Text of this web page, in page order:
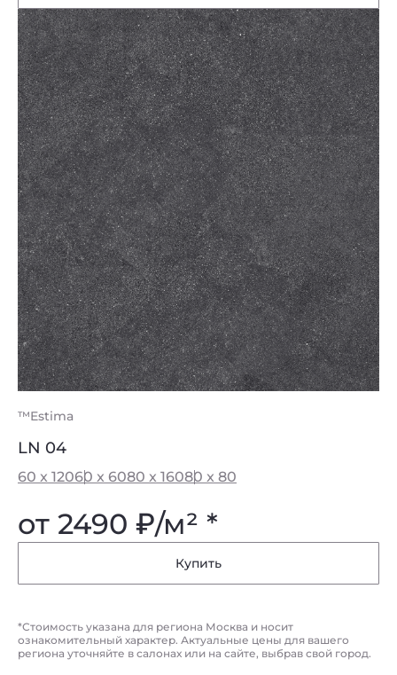
™Estima
LN 04
60 x 12060 x 6080 x 16080 x 80
от 2490 ₽/м² *
Купить
*Стоимость указана для региона Москва и носит
ознакомительный характер. Актуальные цены для вашего
региона уточняйте в салонах или на сайте, выбрав свой город.